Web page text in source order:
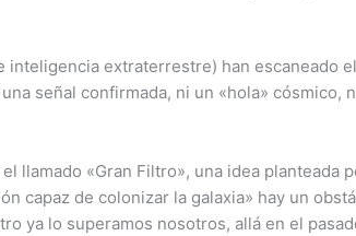
inteligencia extraterrestre) han escaneado
señal confirmada, ni un «hola»
llamado «Gran Filtro», una idea planteada
capaz de colonizar la galaxia» hay un
ya lo superamos nosotros, allá en el